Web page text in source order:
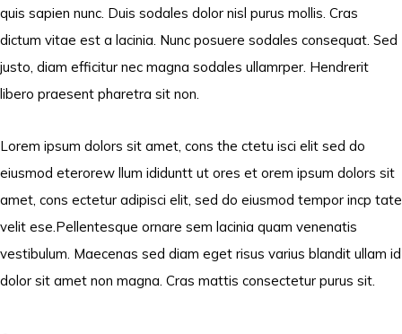
quis sapien nunc. Duis sodales dolor nisl purus mollis. Cras
dictum vitae est a lacinia. Nunc posuere sodales consequat. Sed
justo, diam efficitur nec magna sodales ullamrper. Hendrerit
libero praesent pharetra sit non.
Lorem ipsum dolors sit amet, cons the ctetu isci elit sed do
eiusmod eterorew llum ididuntt ut ores et orem ipsum dolors sit
amet, cons ectetur adipisci elit, sed do eiusmod tempor incp tate
velit ese.Pellentesque ornare sem lacinia quam venenatis
vestibulum. Maecenas sed diam eget risus varius blandit ullam id
dolor sit amet non magna. Cras mattis consectetur purus sit.